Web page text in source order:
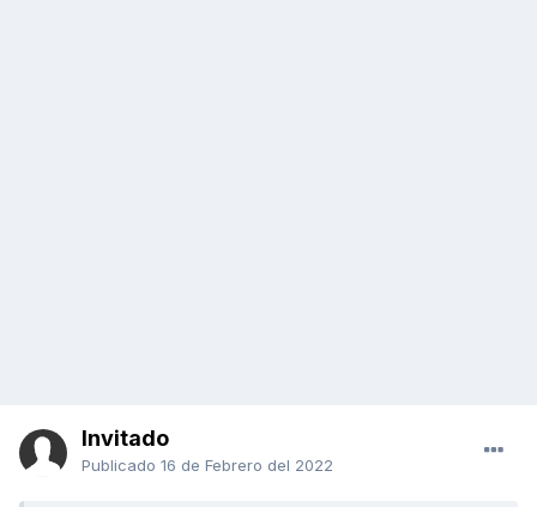
Invitado
Publicado 16 de Febrero del 2022